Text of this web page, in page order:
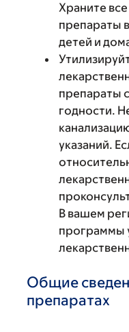
Храните
препараты
детей и
препараты
годности.
указаний.
В вашем
программы
Общие
препаратах